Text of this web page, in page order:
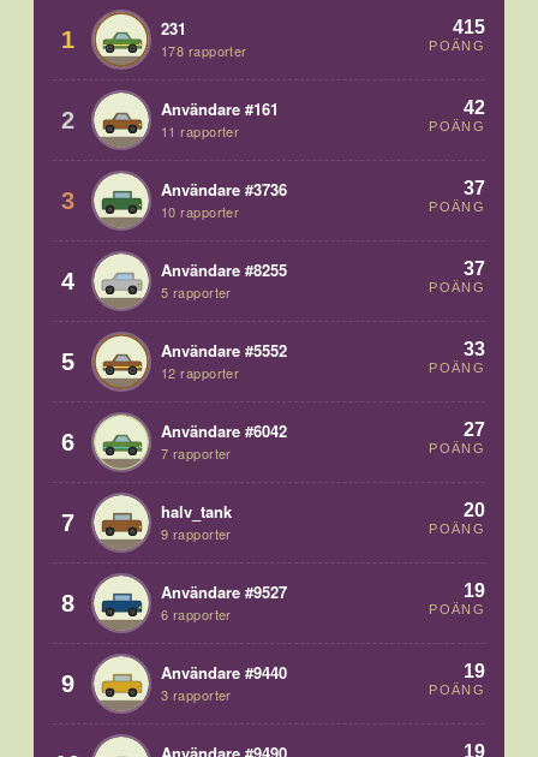
1 231
178 rapporter
415
POÄNG
2 Användare #161
11 rapporter
42
POÄNG
3 Användare #3736
10 rapporter
37
POÄNG
4 Användare #8255
5 rapporter
37
POÄNG
5 Användare #5552
12 rapporter
33
POÄNG
6 Användare #6042
7 rapporter
27
POÄNG
7 halv_tank
9 rapporter
20
POÄNG
8 Användare #9527
6 rapporter
19
POÄNG
9 Användare #9440
3 rapporter
19
POÄNG
19